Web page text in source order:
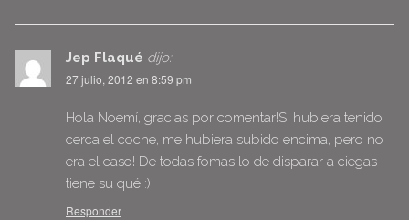
Jep Flaqué dijo:
27 julio, 2012 en 8:59 pm
Hola Noemí, gracias por comentar!Si hubiera tenido
cerca el coche, me hubiera subido encima, pero no
era el caso! De todas fomas lo de disparar a ciegas
tiene su qué :)
Responder